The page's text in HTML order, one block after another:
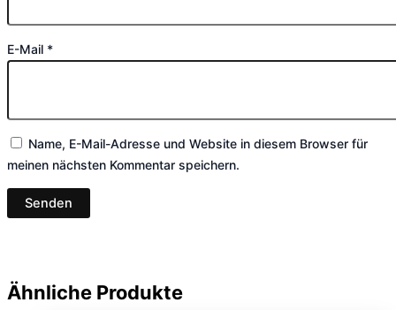
E-Mail *
Name, E-Mail-Adresse und Website in diesem Browser für
meinen nächsten Kommentar speichern.
Ähnliche Produkte